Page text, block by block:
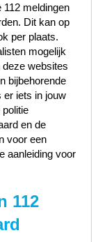
112 meldingen
Dit kan op
per plaats.
mogelijk
websites
bijbehorende
iets in jouw
en de
voor een
aanleiding voor
112